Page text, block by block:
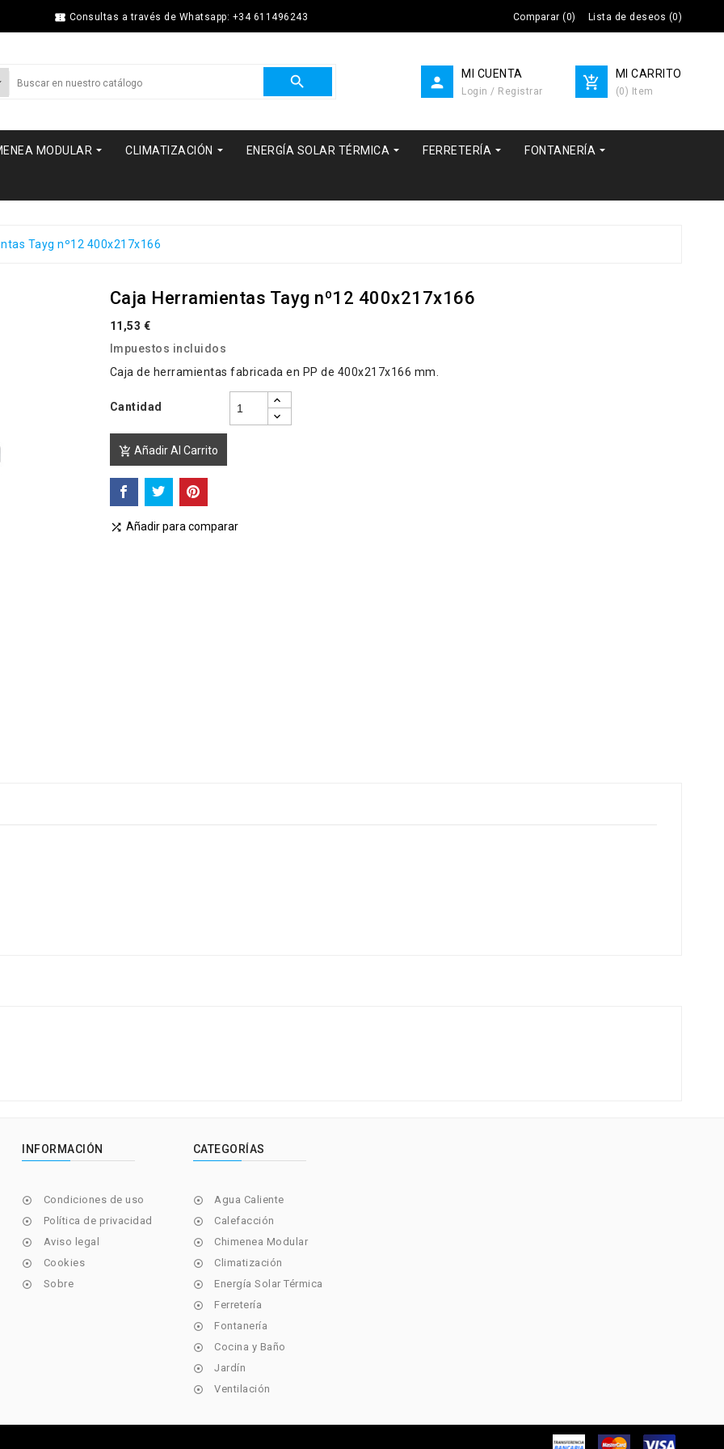
 Consultas a través de Whatsapp: +34 611496243 Comparar (0) Lista de deseos (0)
 
MI CUENTA
Login / Registrar 
MI CARRITO
(0) Item
MODULAR  CLIMATIZACIÓN  ENERGÍA SOLAR TÉRMICA  FERRETERÍA  FONTANERÍA 
Tayg nº12 400x217x166
Caja Herramientas Tayg nº12 400x217x166
11,53 €
Impuestos incluidos
Caja de herramientas fabricada en PP de 400x217x166 mm.
Cantidad
 Añadir Al Carrito
 Añadir para comparar
INFORMACIÓN
 Condiciones de uso
 Política de privacidad
 Aviso legal
 Cookies
 Sobre
CATEGORÍAS
 Agua Caliente
 Calefacción
 Chimenea Modular
 Climatización
 Energía Solar Térmica
 Ferretería
 Fontanería
 Cocina y Baño
 Jardín
 Ventilación